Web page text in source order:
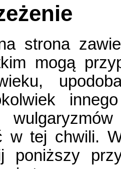
strona
mogą
w tej chwili.
poniższy